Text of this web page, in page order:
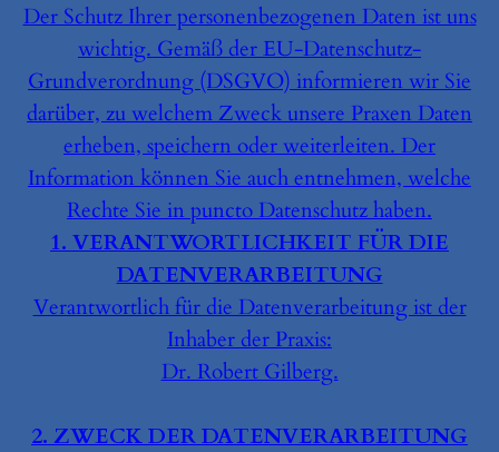
Der Schutz Ihrer personenbezogenen Daten ist uns
wichtig. Gemäß der EU-Datenschutz-
Grundverordnung (DSGVO) informieren wir Sie
darüber, zu welchem Zweck unsere Praxen Daten
erheben, speichern oder weiterleiten. Der
Information können Sie auch entnehmen, welche
Rechte Sie in puncto Datenschutz haben.
1. VERANTWORTLICHKEIT FÜR DIE
DATENVERARBEITUNG
Verantwortlich für die Datenverarbeitung ist der
Inhaber der Praxis:
Dr. Robert Gilberg.
2. ZWECK DER DATENVERARBEITUNG